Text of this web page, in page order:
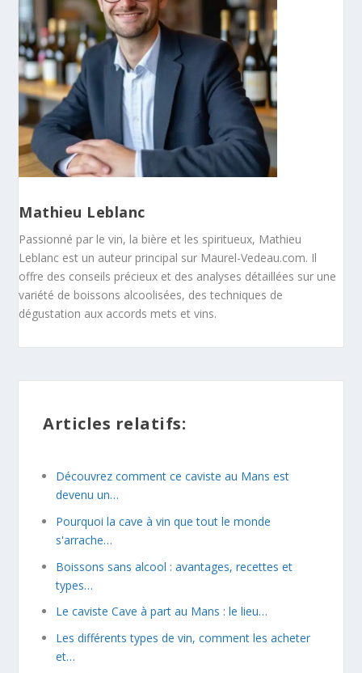
Mathieu Leblanc
Passionné par le vin, la bière et les spiritueux, Mathieu
Leblanc est un auteur principal sur Maurel-Vedeau.com. Il
offre des conseils précieux et des analyses détaillées sur une
variété de boissons alcoolisées, des techniques de
dégustation aux accords mets et vins.
Articles relatifs:
Découvrez comment ce caviste au Mans est
devenu un…
Pourquoi la cave à vin que tout le monde
s'arrache…
Boissons sans alcool : avantages, recettes et
types…
Le caviste Cave à part au Mans : le lieu…
Les différents types de vin, comment les acheter
et…